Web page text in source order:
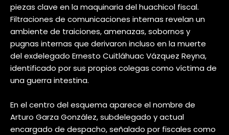
piezas clave en la maquinaria del huachicol fiscal.
Filtraciones de comunicaciones internas revelan un
ambiente de traiciones, amenazas, sobornos y
pugnas internas que derivaron incluso en la muerte
del exdelegado Ernesto Cuitláhuac Vázquez Reyna,
identificado por sus propios colegas como víctima de
una guerra intestina.
En el centro del esquema aparece el nombre de
Arturo Garza González, subdelegado y actual
encargado de despacho, señalado por fiscales como